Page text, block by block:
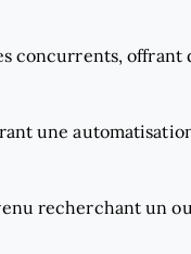
concurrents, offrant
une
recherchant un